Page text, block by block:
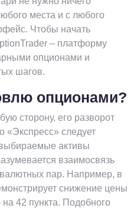
места и с любого
Чтобы начать
– платформу
опционами и
шагов.
опционами?
сторону, его разворот
«Экспресс» следует
активы
взаимосвязь
пар. Например, в
снижение цены
42 пункта. Подобного